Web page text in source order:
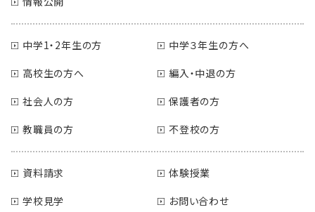
中学1・2年生の方
中学３年生の方へ
高校生の方へ
編入・中退の方
社会人の方
保護者の方
教職員の方
不登校の方
資料請求
体験授業
学校見学
お問い合わせ